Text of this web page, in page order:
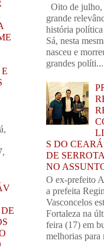
Oito de julho,
grande
história
Sá, nesta
nasceu e
grandes políti...
S DO
DE
NO
O ex-prefeito
a prefeita
Vasconcelos
Fortaleza na
feira (17) em
melhorias para